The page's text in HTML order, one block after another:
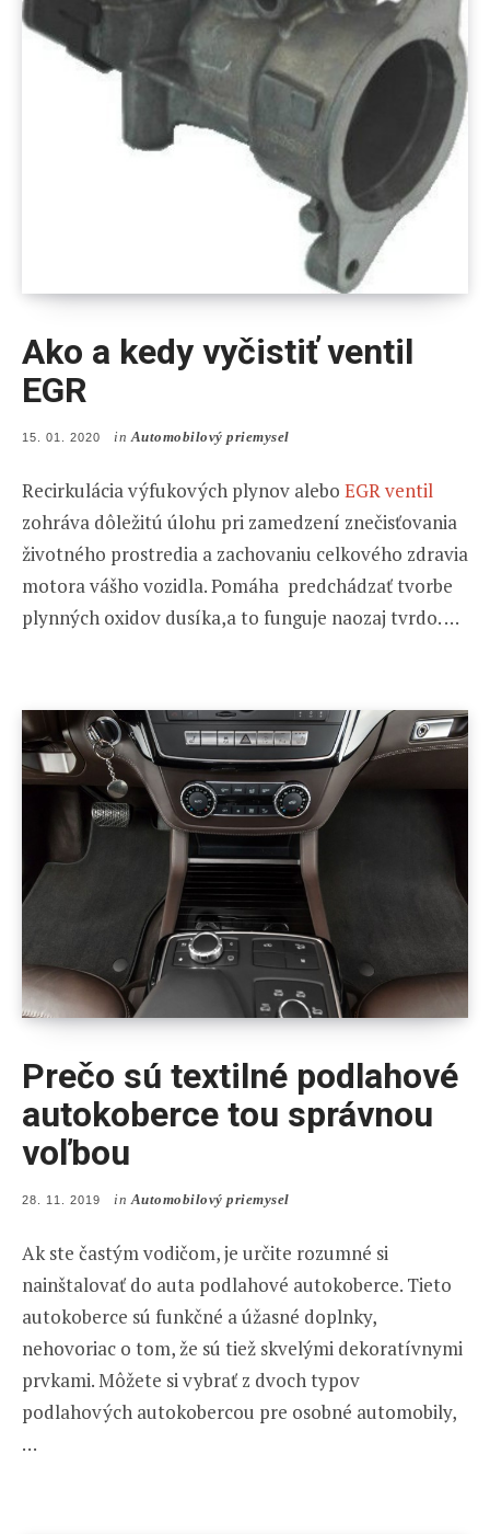
Ako a kedy vyčistiť ventil
EGR
POSTED
15. 01. 2020 in Automobilový priemysel
Recirkulácia výfukových plynov alebo EGR ventil
zohráva dôležitú úlohu pri zamedzení znečisťovania
životného prostredia a zachovaniu celkového zdravia
motora vášho vozidla. Pomáha predchádzať tvorbe
plynných oxidov dusíka,a to funguje naozaj tvrdo. …
Prečo sú textilné podlahové
autokoberce tou správnou
voľbou
POSTED
28. 11. 2019 inAutomobilový priemysel
Ak ste častým vodičom, je určite rozumné si
nainštalovať do auta podlahové autokoberce. Tieto
autokoberce sú funkčné a úžasné doplnky,
nehovoriac o tom, že sú tiež skvelými dekoratívnymi
prvkami. Môžete si vybrať z dvoch typov
podlahových autokobercou pre osobné automobily,
…